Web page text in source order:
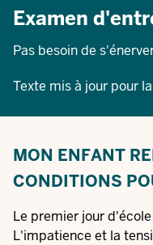
Examen
Pas besoin de
Texte mis à jour pour
MON ENFANT
CONDITIONS
Le premier jour
L'impatience et la